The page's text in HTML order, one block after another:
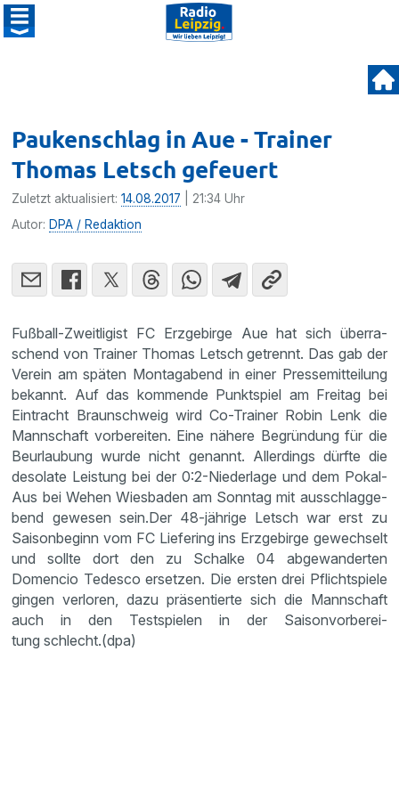
Paukenschlag in Aue - Trainer
Thomas Letsch gefeuert
Zuletzt aktualisiert:14.08.2017 | 21:34 Uhr
Autor: DPA / Redaktion
Fußball-Zweit­li­gist FC Erzge­birge Aue hat sich überra­
schend von Trainer Thomas Letsch getrennt. Das gab der
Verein am späten Montag­abend in einer Presse­mit­tei­lung
bekannt. Auf das kommende Punkt­spiel am Freitag bei
Eintracht Braun­schweig wird Co-Trainer Robin Lenk die
Mannschaft vorbe­reiten. Eine nähere Begrün­dung für die
Beurlau­bung wurde nicht genannt. Aller­dings dürfte die
desolate Leistung bei der 0:2-Nieder­lage und dem Pokal-
Aus bei Wehen Wiesbaden am Sonntag mit ausschlag­ge­
bend gewesen sein.Der 48-jährige Letsch war erst zu
Saison­be­ginn vom FC Liefe­ring ins Erzge­birge gewech­selt
und sollte dort den zu Schalke 04 abgewan­derten
Domencio Tedesco ersetzen. Die ersten drei Pflicht­spiele
gingen verloren, dazu präsen­tierte sich die Mannschaft
auch in den Testspielen in der Saison­vor­be­rei­
tung schlecht.(dpa)